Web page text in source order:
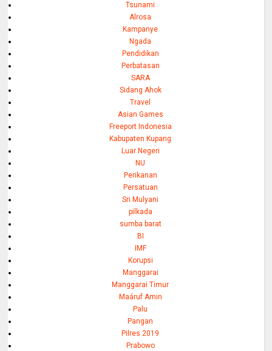
Tsunami
Alrosa
Kampanye
Ngada
Pendidikan
Perbatasan
SARA
Sidang Ahok
Travel
Asian Games
Freeport Indonesia
Kabupaten Kupang
Luar Negeri
NU
Perikanan
Persatuan
Sri Mulyani
pilkada
sumba barat
BI
IMF
Korupsi
Manggarai
Manggarai Timur
Maáruf Amin
Palu
Pangan
Pilres 2019
Prabowo